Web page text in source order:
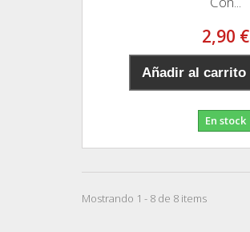
2,90 €
Añadir al carrito
En stock
Mostrando 1 - 8 de 8 items